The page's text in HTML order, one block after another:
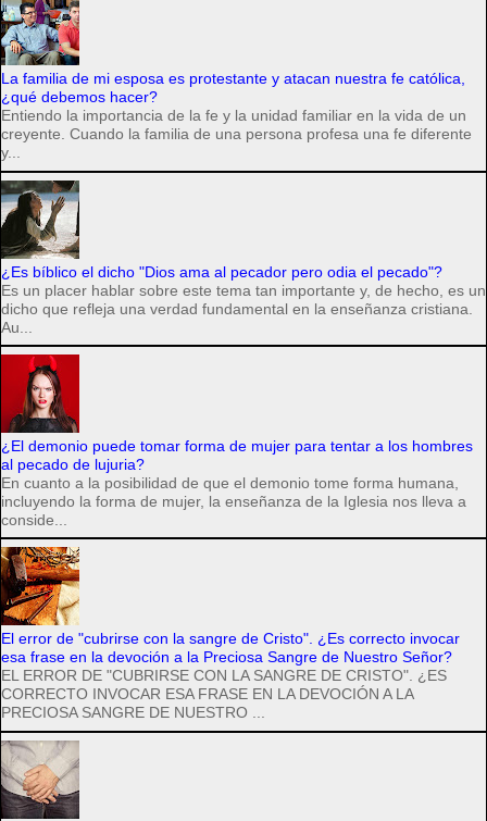
La familia de mi esposa es protestante y atacan nuestra fe católica,
¿qué debemos hacer?
Entiendo la importancia de la fe y la unidad familiar en la vida de un
creyente. Cuando la familia de una persona profesa una fe diferente
y...
¿Es bíblico el dicho "Dios ama al pecador pero odia el pecado"?
Es un placer hablar sobre este tema tan importante y, de hecho, es un
dicho que refleja una verdad fundamental en la enseñanza cristiana.
Au...
¿El demonio puede tomar forma de mujer para tentar a los hombres
al pecado de lujuria?
En cuanto a la posibilidad de que el demonio tome forma humana,
incluyendo la forma de mujer, la enseñanza de la Iglesia nos lleva a
conside...
El error de "cubrirse con la sangre de Cristo". ¿Es correcto invocar
esa frase en la devoción a la Preciosa Sangre de Nuestro Señor?
EL ERROR DE "CUBRIRSE CON LA SANGRE DE CRISTO". ¿ES
CORRECTO INVOCAR ESA FRASE EN LA DEVOCIÓN A LA
PRECIOSA SANGRE DE NUESTRO ...